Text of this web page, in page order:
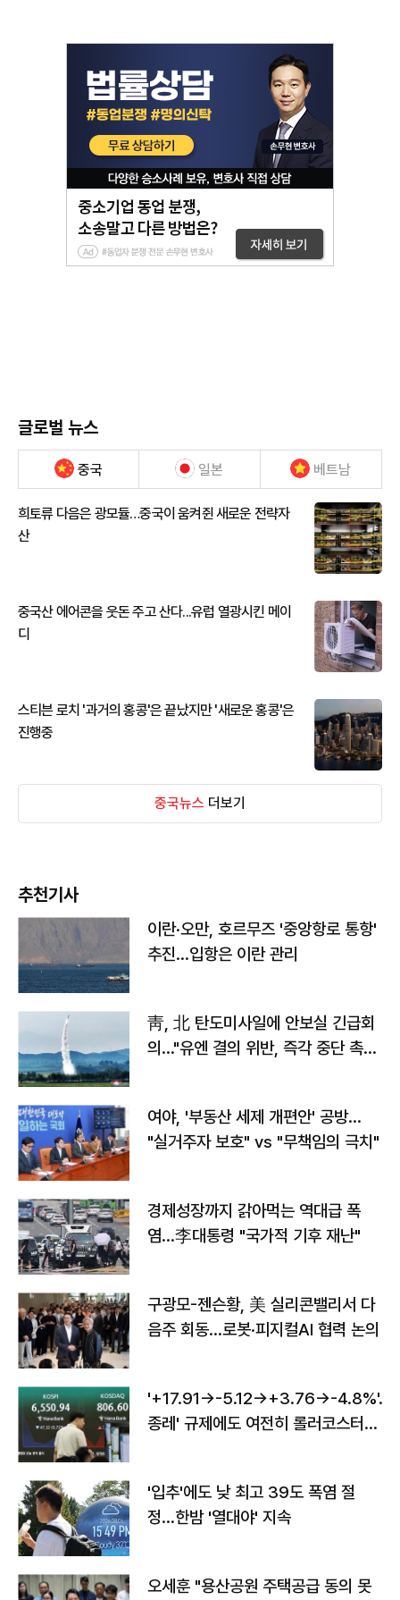
글로벌 뉴스
중국 일본 베트남
희토류 다음은 광모듈…중국이 움켜쥔 새로운 전략자
산
중국산 에어콘을 웃돈 주고 산다...유럽 열광시킨 메이
디
스티븐 로치 '과거의 홍콩'은 끝났지만 '새로운 홍콩'은
진행중
중국뉴스 더보기
추천기사
이란·오만, 호르무즈 '중앙항로 통항'
추진…입항은 이란 관리
靑, 北 탄도미사일에 안보실 긴급회
의…"유엔 결의 위반, 즉각 중단 촉
여야, '부동산 세제 개편안' 공방…
"실거주자 보호" vs "무책임의 극치"
경제성장까지 갉아먹는 역대급 폭
염…李대통령 "국가적 기후 재난"
구광모-젠슨황, 美 실리콘밸리서 다
음주 회동…로봇·피지컬AI 협력 논의
'+17.91→-5.12→+3.76→-4.8%'…'
종레' 규제에도 여전히 롤러코스터
'입추'에도 낮 최고 39도 폭염 절
정…한밤 '열대야' 지속
오세훈 "용산공원 주택공급 동의 못